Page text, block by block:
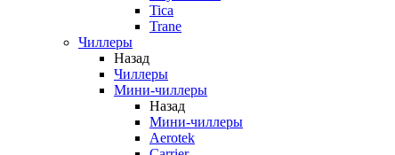
Tica
Trane
Чиллеры
Назад
Чиллеры
Мини-чиллеры
Назад
Мини-чиллеры
Aerotek